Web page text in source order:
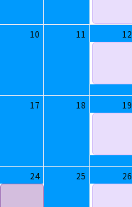
10
17
24
11
18
25
12
19
26